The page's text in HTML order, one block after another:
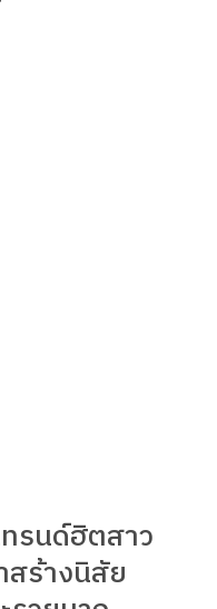
รนด์ฮิตสาว
สร้างนิสัย